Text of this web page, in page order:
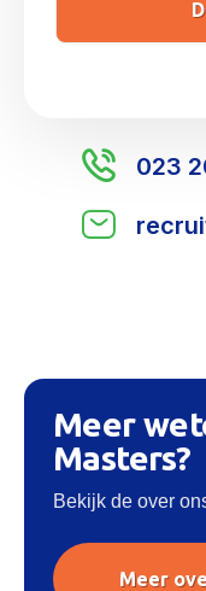
023
Meer
Masters?
Bekijk de over
Meer